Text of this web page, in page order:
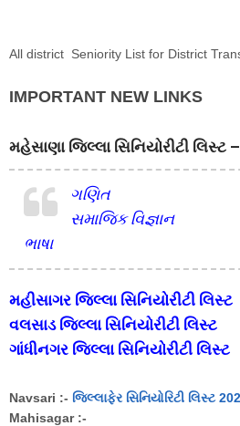
All district Seniority List for District
IMPORTANT NEW LINKS
મહેસાણા જિલ્લા સિનિયોરીટી લિસ્ટ
ગણિત
સમાજિક વિજ્ઞાન
ભાષા
મહીસાગર જિલ્લા સિનિયોરીટી લિસ્ટ
વલસાડ જિલ્લા સિનિયોરીટી લિસ્ટ
ગાંધીનગર જિલ્લા સિનિયોરીટી લિસ્ટ
Navsari :- જિલ્લાફેર સિનિયોરિટી લિસ્ટ
Mahisagar :-